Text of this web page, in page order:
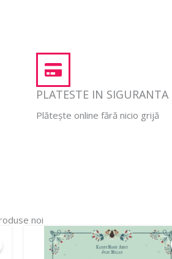
PLATESTE IN SIGURANTA
Plătește online fără nicio grijă
noi